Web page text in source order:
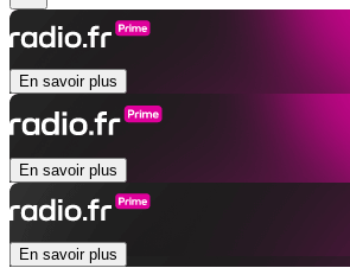
En savoir plus
En savoir plus
En savoir plus